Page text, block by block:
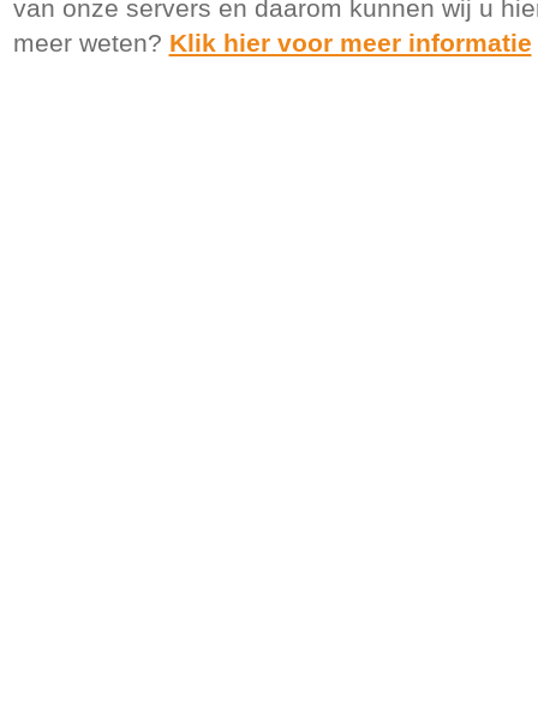
van onze servers en daarom kunnen wij u
meer weten? Klik hier voor meer informatie